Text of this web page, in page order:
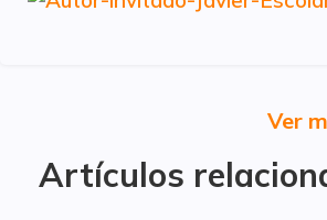
Artículos
Ver